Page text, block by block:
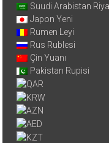
Suudi Arabistan
Japon Yeni
Rumen Leyi
Rus Rublesi
Çin Yuanı
Pakistan Rupisi